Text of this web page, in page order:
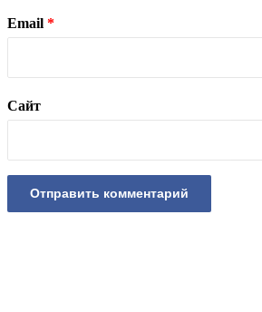
Email *
Сайт